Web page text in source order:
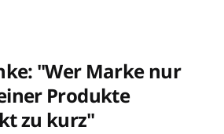
"Wer Marke nur
Produkte
zu kurz"